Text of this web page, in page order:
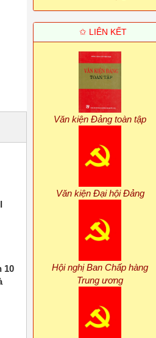
10
✩ LIÊN KẾT
Văn kiện Đảng toàn tập
Văn kiện Đại hội Đảng
Hội nghị Ban Chấp hàng
Trung ương